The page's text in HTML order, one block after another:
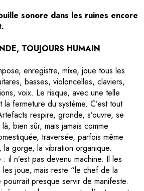
sonore dans les ruines encore
TOUJOURS HUMAIN
enregistre, mixe, joue tous les
basses, violoncelles, claviers,
voix. Le risque, avec une telle
la fermeture du système. C’est tout
respire, gronde, s’ouvre, se
bien sûr, mais jamais comme
traversée, parfois même
la gorge, la vibration organique.
: il n’est pas devenu machine. Il les
les joue, mais reste “le chef de la
presque servir de manifeste.